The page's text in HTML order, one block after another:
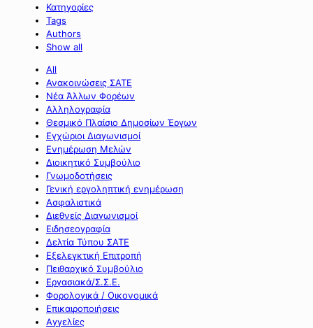
Κατηγορίες
Tags
Authors
Show all
All
Ανακοινώσεις ΣΑΤΕ
Νέα Άλλων Φορέων
Αλληλογραφία
Θεσμικό Πλαίσιο Δημοσίων Έργων
Εγχώριοι Διαγωνισμοί
Ενημέρωση Μελών
Διοικητικό Συμβούλιο
Γνωμοδοτήσεις
Γενική εργοληπτική ενημέρωση
Ασφαλιστικά
Διεθνείς Διαγωνισμοί
Ειδησεογραφία
Δελτία Τύπου ΣΑΤΕ
Εξελεγκτική Επιτροπή
Πειθαρχικό Συμβούλιο
Εργασιακά/Σ.Σ.Ε.
Φορολογικά / Οικονομικά
Επικαιροποιήσεις
Αγγελίες